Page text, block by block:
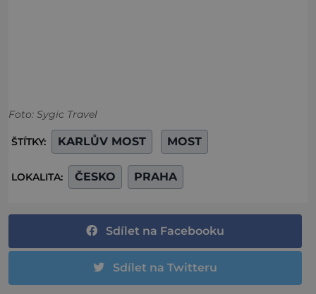
Foto: Sygic Travel
ŠTÍTKY: KARLŮV MOST MOST
LOKALITA: ČESKO PRAHA
Sdílet na Facebooku
Sdílet na Twitteru